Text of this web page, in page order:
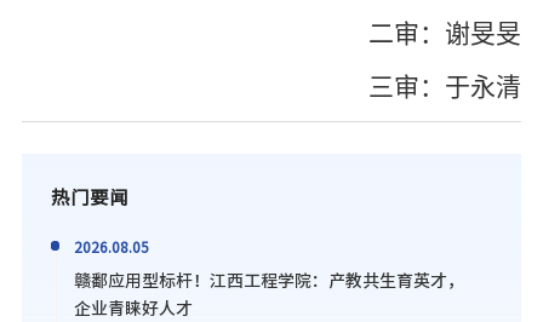
二审：谢旻旻
三审：于永清
热门要闻
2026.08.05
赣鄱应用型标杆！江西工程学院：产教共生育英才，
企业青睐好人才